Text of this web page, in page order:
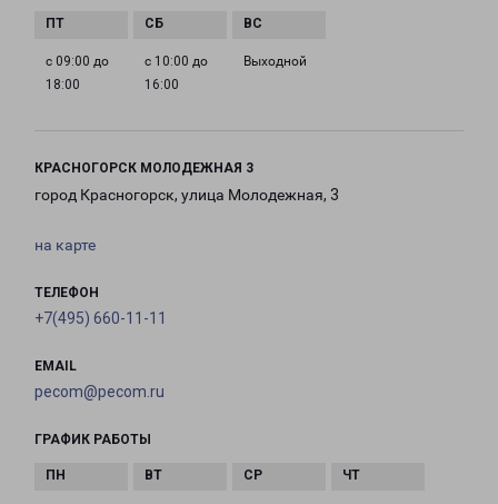
с 09:00 до
18:00
с 10:00 до
16:00
Выходной
КРАСНОГОРСК МОЛОДЕЖНАЯ 3
город Красногорск, улица Молодежная, 3
на карте
ТЕЛЕФОН
+7(495) 660-11-11
EMAIL
pecom@pecom.ru
ГРАФИК РАБОТЫ